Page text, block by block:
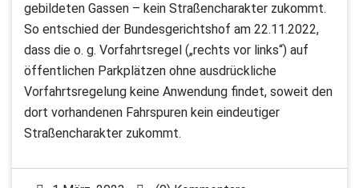
gebildeten Gassen – kein Straßencharakter zukommt.
So entschied der Bundesgerichtshof am 22.11.2022,
dass die o. g. Vorfahrtsregel („rechts vor links“) auf
öffentlichen Parkplätzen ohne ausdrückliche
Vorfahrtsregelung keine Anwendung findet, soweit den
dort vorhandenen Fahrspuren kein eindeutiger
Straßencharakter zukommt.